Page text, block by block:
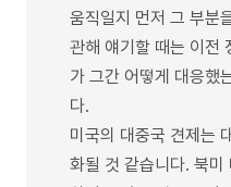
움직일지 먼저 그 부분
관해 얘기할 때는 이전
가 그간 어떻게 대응했
다.
미국의 대중국 견제는
화될 것 같습니다. 북미